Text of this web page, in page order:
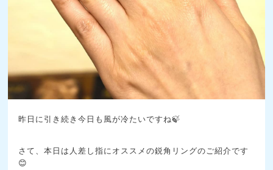
昨日に引き続き今日も風が冷たいですね🍃
さて、本日は人差し指にオススメの鋭角リングのご紹介です
😊